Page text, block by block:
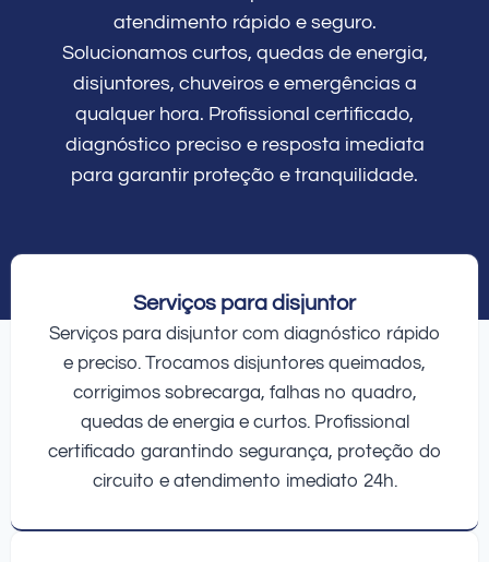
atendimento rápido e seguro.
Solucionamos curtos, quedas de energia,
disjuntores, chuveiros e emergências a
qualquer hora. Profissional certificado,
diagnóstico preciso e resposta imediata
para garantir proteção e tranquilidade.
Serviços para disjuntor
Serviços para disjuntor com diagnóstico rápido
e preciso. Trocamos disjuntores queimados,
corrigimos sobrecarga, falhas no quadro,
quedas de energia e curtos. Profissional
certificado garantindo segurança, proteção do
circuito e atendimento imediato 24h.